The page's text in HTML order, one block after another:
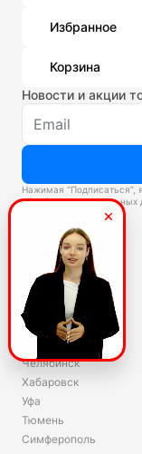
Избранное
Корзина
Новости и акции
Нажимая “Подписаться”,
обработку персональных
Склады
Владивосток
Екатеринбург
Красноярск
Волгоград
Ярославль
Челябинск
Хабаровск
Уфа
Тюмень
Симферополь